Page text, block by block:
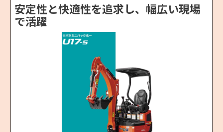
安定性と快適性を追求し、幅広い現場
で活躍